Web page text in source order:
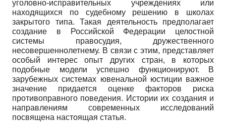
уголовно-исправительных учреждениях или
находящихся по судебному решению в школах
закрытого типа. Такая деятельность предполагает
создание в Российской Федерации целостной
системы правосудия, дружественного
несовершеннолетнему. В связи с этим, представляет
особый интерес опыт других стран, в которых
подобные модели успешно функционируют. В
зарубежных системах ювенальной юстиции важное
значение придается оценке факторов риска
противоправного поведения. Истории их создания и
направлениям современных исследований
посвящена настоящая статья.